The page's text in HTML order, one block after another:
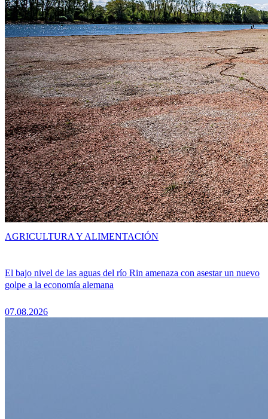
El bajo nivel de las aguas del río Rin amenaza con asestar un nuevo
golpe a la economía alemana
07.08.2026
AGRICULTURA Y ALIMENTACIÓN